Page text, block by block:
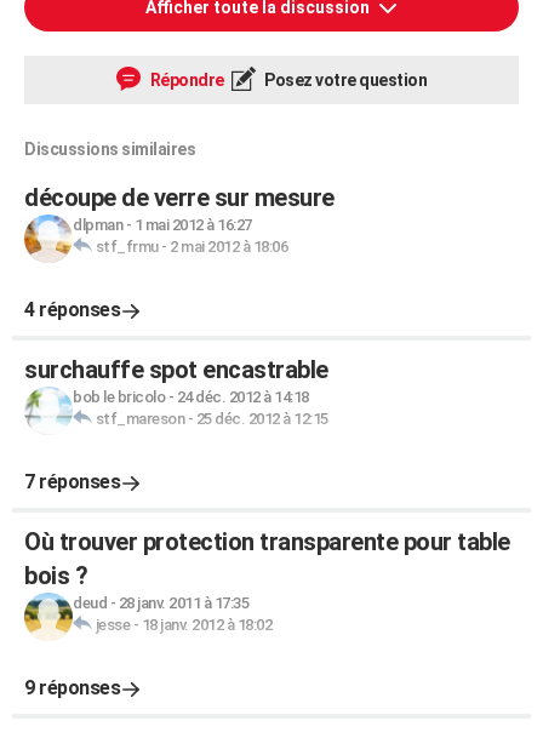
Afficher toute la discussion
Répondre Posez votre question
Discussions similaires
découpe de verre sur mesure
dlpman- 1 mai 2012 à 16:27
stf_frmu- 2 mai 2012 à 18:06
4 réponses
surchauffe spot encastrable
bob le bricolo- 24 déc. 2012 à 14:18
stf_mareson- 25 déc. 2012 à 12:15
7 réponses
Où trouver protection transparente pour table
bois ?
deud - 28 janv. 2011 à 17:35
jesse- 18 janv. 2012 à 18:02
9 réponses